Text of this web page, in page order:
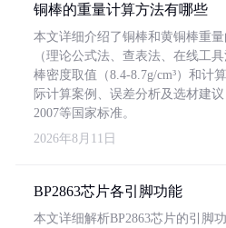
铜棒的重量计算方法有哪些
本文详细介绍了铜棒和黄铜棒重
（理论公式法、查表法、在线工
棒密度取值（8.4-8.7g/cm³）和计
际计算案例、误差分析及选材建
2007等国家标准。
2026年8月11日
BP2863芯片各引脚功能
本文详细解析BP2863芯片的引脚